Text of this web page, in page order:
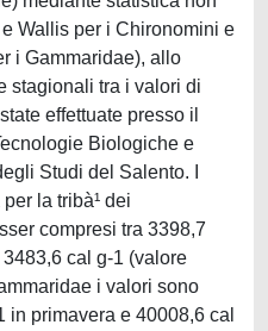
Wallis per i Chironomini e
i Gammaridae), allo
stagionali tra i valori di
effettuate presso il
Biologiche e
Studi del Salento. I
la tribà¹ dei
compresi tra 3398,7
cal g-1 (valore
i valori sono
in primavera e 40008,6 cal